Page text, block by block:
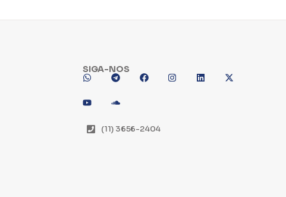
SIGA-NOS
(11) 3656-2404